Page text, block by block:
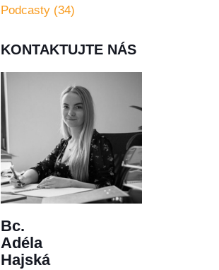
Podcasty (34)
KONTAKTUJTE NÁS
Bc.
Adéla
Hajská